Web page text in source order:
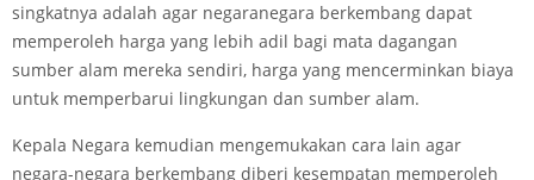
singkatnya adalah agar negara­negara berkembang dapat
memperoleh harga yang lebih adil bagi mata dagangan
sumber alam mereka sendiri, harga yang mencerminkan biaya
untuk memperbarui lingkungan dan sumber alam.
Kepala Negara kemudian mengemukakan cara lain agar
negara-negara berkembang diberi kesempatan memperoleh